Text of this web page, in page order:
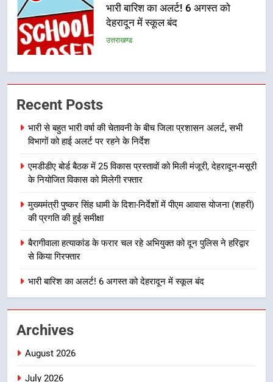
मुख्यमंत्री धामी की सुरक्षा प्राथमिकता:
सीसीटीवी, ड्रोन और स्वास्थ्य सेवाओं के
कांवड़ मार्ग
प्रदेश कांग्रेस मुख्यालय में कंट्रोल रूम
का शुभारंभ
उत्तराखण्ड
8
ब्लैक स्पॉट होंगे सुरक्षित, हर माह होगी
1
जिला प्रशासन अलर्ट, सभी विभागों को हाई
अलर्ट पर रहने के निर्देश
उत्तराखण्ड
2
Recent Posts
भारी से बहुत भारी वर्षा की चेतावनी के बीच जिला प्रशासन अलर्ट, सभी
विभागों को हाई अलर्ट पर रहने के निर्देश
एमडीडीए बोर्ड बैठक में 25 विकास प्रस्तावों को मिली मंजूरी, देहरादून-मसूरी
के नियोजित विकास को मिलेगी रफ्तार
मुख्यमंत्री पुष्कर सिंह धामी के दिशा-निर्देशों में पीएम आवास योजना (शहरी)
की प्रगति की हुई समीक्षा
बैरागीवाला हत्याकांड के फरार चल रहे अभियुक्त को दून पुलिस ने हरिद्वार
से किया गिरफ्तार
भारी बारिश का अलर्ट! 6 अगस्त को देहरादून में स्कूल बंद
Archives
August 2026
July 2026